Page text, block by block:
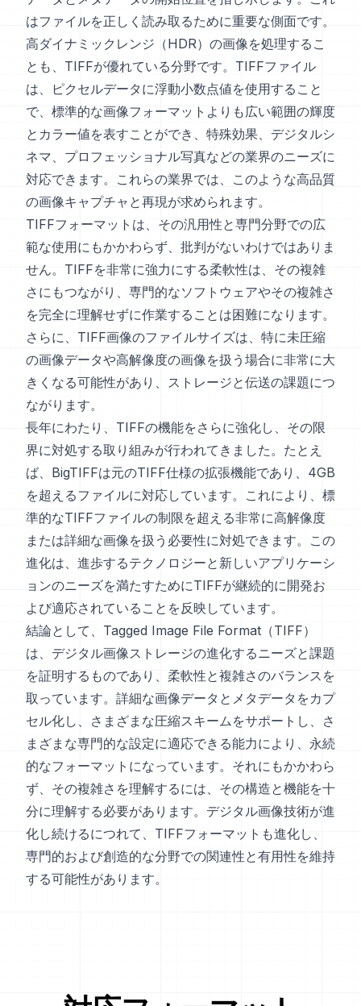
はファイルを正しく読み取るために重要な側面です。
高ダイナミックレンジ（HDR）の画像を処理するこ
とも、TIFFが優れている分野です。TIFFファイル
は、ピクセルデータに浮動小数点値を使用すること
で、標準的な画像フォーマットよりも広い範囲の輝度
とカラー値を表すことができ、特殊効果、デジタルシ
ネマ、プロフェッショナル写真などの業界のニーズに
対応できます。これらの業界では、このような高品質
の画像キャプチャと再現が求められます。
TIFFフォーマットは、その汎用性と専門分野での広
範な使用にもかかわらず、批判がないわけではありま
せん。TIFFを非常に強力にする柔軟性は、その複雑
さにもつながり、専門的なソフトウェアやその複雑さ
を完全に理解せずに作業することは困難になります。
さらに、TIFF画像のファイルサイズは、特に未圧縮
の画像データや高解像度の画像を扱う場合に非常に大
きくなる可能性があり、ストレージと伝送の課題につ
ながります。
長年にわたり、TIFFの機能をさらに強化し、その限
界に対処する取り組みが行われてきました。たとえ
ば、BigTIFFは元のTIFF仕様の拡張機能であり、4GB
を超えるファイルに対応しています。これにより、標
準的なTIFFファイルの制限を超える非常に高解像度
または詳細な画像を扱う必要性に対処できます。この
進化は、進歩するテクノロジーと新しいアプリケーシ
ョンのニーズを満たすためにTIFFが継続的に開発お
よび適応されていることを反映しています。
結論として、Tagged Image File Format（TIFF）
は、デジタル画像ストレージの進化するニーズと課題
を証明するものであり、柔軟性と複雑さのバランスを
取っています。詳細な画像データとメタデータをカプ
セル化し、さまざまな圧縮スキームをサポートし、さ
まざまな専門的な設定に適応できる能力により、永続
的なフォーマットになっています。それにもかかわら
ず、その複雑さを理解するには、その構造と機能を十
分に理解する必要があります。デジタル画像技術が進
化し続けるにつれて、TIFFフォーマットも進化し、
専門的および創造的な分野での関連性と有用性を維持
する可能性があります。